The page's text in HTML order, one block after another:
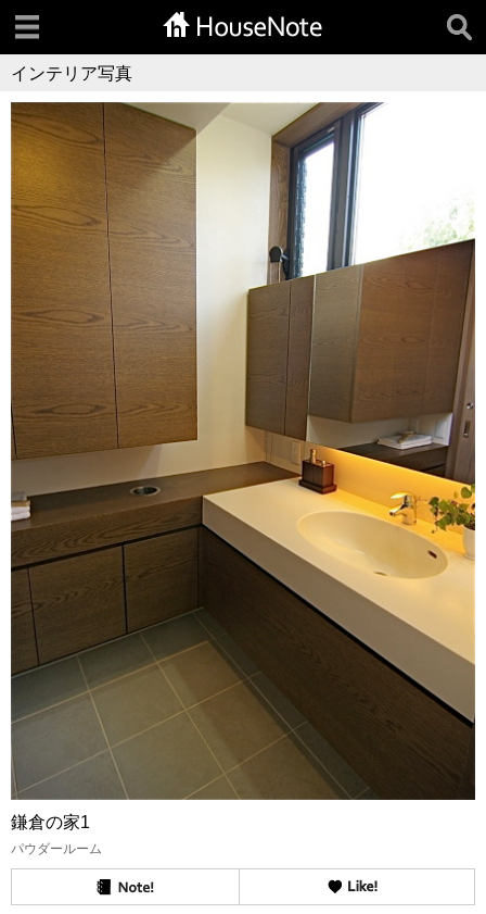
インテリア写真
鎌倉の家1
パウダールーム